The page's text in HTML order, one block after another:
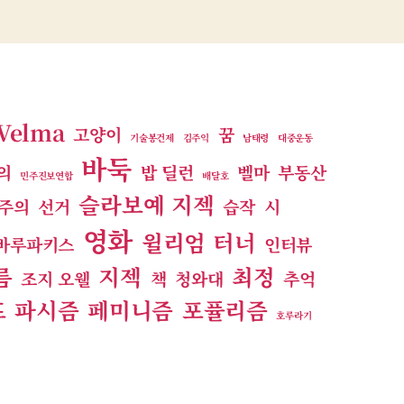
고양이 기술봉건제 김주익 꿈 남태령 대중운동
민주진보연합 바둑 밥 딜런 배달호 벨마 부동산
의 선거 슬라보예 지젝 습작 시
루파키스 영화 윌리엄 터너 인터뷰
조지 오웰 지젝 책 청와대 최정 추억
파시즘 페미니즘 포퓰리즘 호루라기